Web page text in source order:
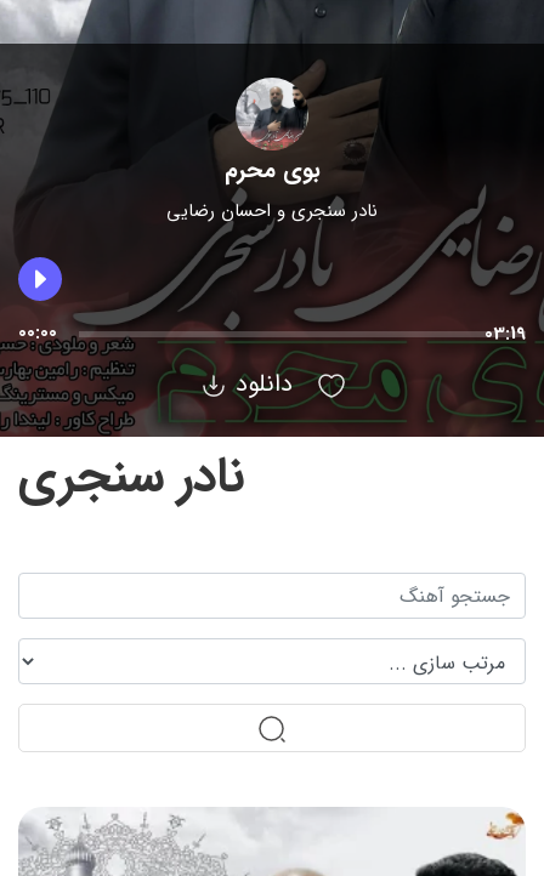
بوی محرم
نادر سنجری واحسان رضایی
00:00 03:19
دانلود
نادر سنجری